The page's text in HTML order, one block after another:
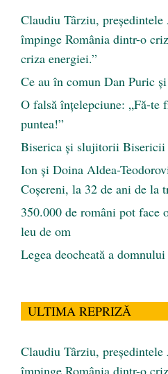
Claudiu Târziu, președintele
împinge România dintr-o
criza energiei.”
Ce au în comun Dan Puric
O falsă înțelepciune: „Fă-te
puntea!”
Biserica și slujitorii Bisericii
Ion și Doina Aldea-
Coșereni, la 32 de ani de la
350.000 de români pot face
leu de om
Legea deocheată a
ULTIMA REPRIZĂ
Claudiu Târziu, președintele
împinge România dintr-o